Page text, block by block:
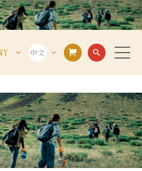
中文
ENG
中文
search